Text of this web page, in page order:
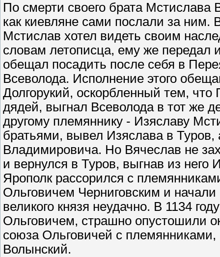
По смерти своего брата
как киевляне сами послали за
Мстислав хотел видеть своим
словам летописца, ему же передал
обещал посадить после себя в
Всеволода. Исполнение этого
Долгорукий, оскорбленный тем,
дядей, выгнал Всеволода в тот же
другому племяннику - Изяславу
братьями, вывел Изяслава в
Владимировича. Но Вячеслав не
и вернулся в Туров, выгнав из него
Ярополк рассорился с
Ольговичем Черниговским и начали
великого князя неудачно. В 1134
Ольговичем, страшно опустошили
союза Ольговичей с
Волынский.